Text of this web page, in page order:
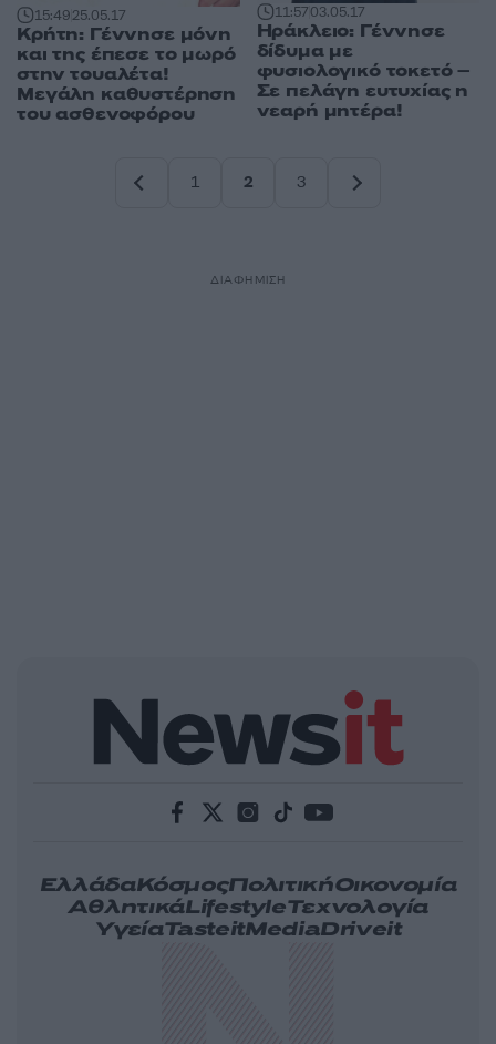
15:4925.05.17
Κρήτη: Γέννησε μόνη
και της έπεσε το μωρό
στην τουαλέτα!
Μεγάλη καθυστέρηση
του ασθενοφόρου
11:5703.05.17
Ηράκλειο: Γέννησε
δίδυμα με
φυσιολογικό τοκετό –
Σε πελάγη ευτυχίας η
νεαρή μητέρα!
1
2
3
ΔΙΑΦΗΜΙΣΗ
ΕλλάδαΚόσμοςΠολιτικήΟικονομία
ΑθλητικάLifestyleΤεχνολογία
ΥγείαTasteitMediaDriveit